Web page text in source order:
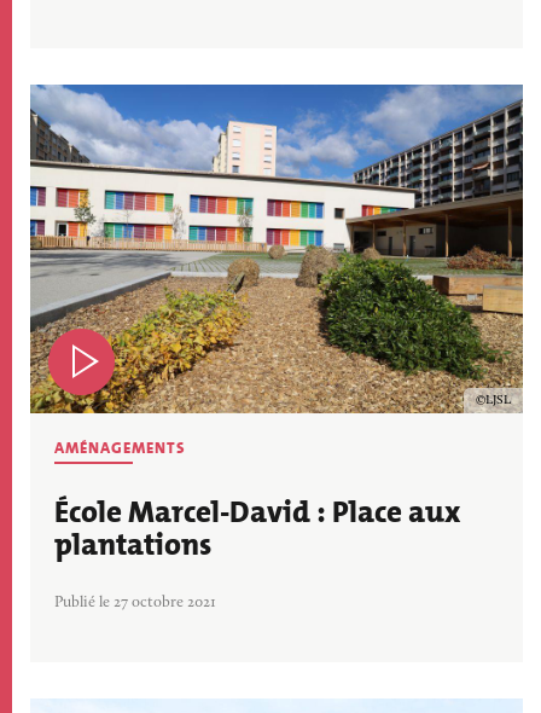
Image
LJSL
AMÉNAGEMENTS
École Marcel-David : Place aux
plantations
Publié le 27 octobre 2021